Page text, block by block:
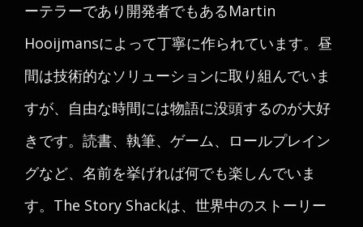
ーテラーであり開発者でもあるMartin
Hooijmansによって丁寧に作られています。昼
間は技術的なソリューションに取り組んでいま
すが、自由な時間には物語に没頭するのが大好
きです。読書、執筆、ゲーム、ロールプレイン
グなど、名前を挙げれば何でも楽しんでいま
す。The Story Shackは、世界中のストーリー